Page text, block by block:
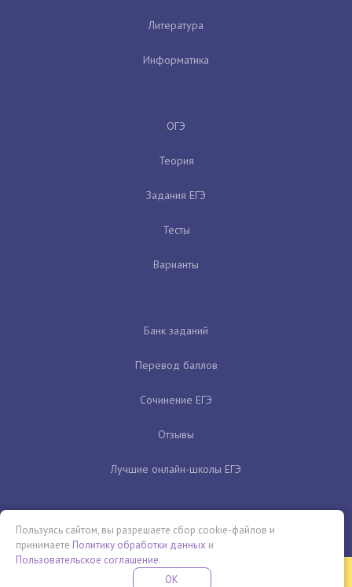
Литература
Информатика
ОГЭ
Теория
Задания ЕГЭ
Тесты
Варианты
Банк заданий
Перевод баллов
Сочинение ЕГЭ
Отзывы
Лучшие онлайн-школы ЕГЭ
Бесплатная летняя школа
Пользуясь сайтом, вы разрешаете сбор cookie-файлов и
принимаете Политику обработки данных и
Пользовательское соглашение.
OK